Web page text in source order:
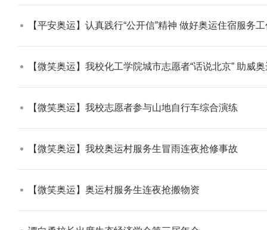
【平安奥运】认真践行“公开信”精神 做好奥运住宿服务
【微笑奥运】我校化工学院城市志愿者“话说北京” 助威
【微笑奥运】我校志愿者参与山地自行车综合演练​
【微笑奥运】我校奥运村服务生冒雨连夜抢修事故​
【微笑奥运】奥运村服务生连夜抢搬物资​